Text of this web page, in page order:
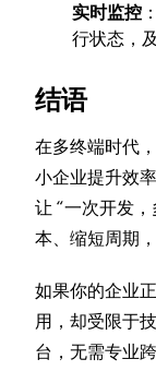
实时监控
行状态，
结语
在多终端时代
小企业提升效
让 “一次开发
本、缩短周期
如果你的企业
用，却受限于
台，无需专业